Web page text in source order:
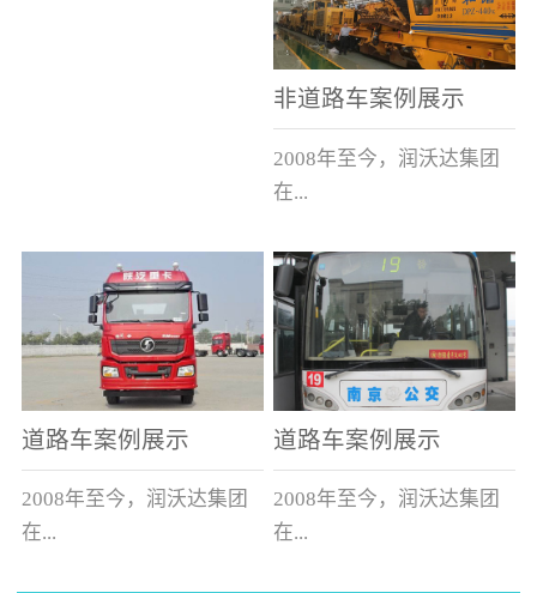
了所有非道路车辆类型。
非道路车案例展示
2008年至今，润沃达集团
在...
中国累计升级改造非道路
运输车辆10000余辆，涵盖
了所有非道路车辆类型。
道路车案例展示
2008年至今，润沃达集团
在...
道路车案例展示
2008年至今，润沃达集团
在...